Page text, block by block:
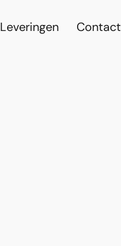
Leveringen Contact